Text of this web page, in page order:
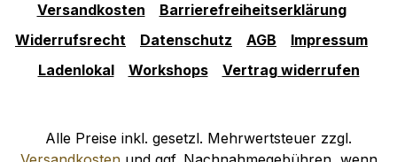
Versandkosten
Barrierefreiheitserklärung
Widerrufsrecht
Datenschutz AGB
Impressum
Ladenlokal
Workshops Vertrag widerrufen
Alle Preise inkl. gesetzl. Mehrwertsteuer zzgl.